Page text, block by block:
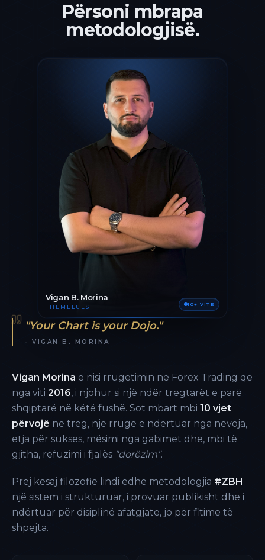
Përsoni mbrapa
metodologjisë.
Vigan B. Morina
THEMELUES 10+ VITE
"Your Chart is your Dojo."
- VIGAN B. MORINA
Vigan Morina e nisi rrugëtimin në Forex Trading që
nga viti 2016, i njohur si një ndër tregtarët e parë
shqiptarë në këtë fushë. Sot mbart mbi 10 vjet
përvojë në treg, një rrugë e ndërtuar nga nevoja,
etja për sukses, mësimi nga gabimet dhe, mbi të
gjitha, refuzimi i fjalës "dorëzim".
Prej kësaj filozofie lindi edhe metodologjia #ZBH
një sistem i strukturuar, i provuar publikisht dhe i
ndërtuar për disiplinë afatgjate, jo për fitime të
shpejta.